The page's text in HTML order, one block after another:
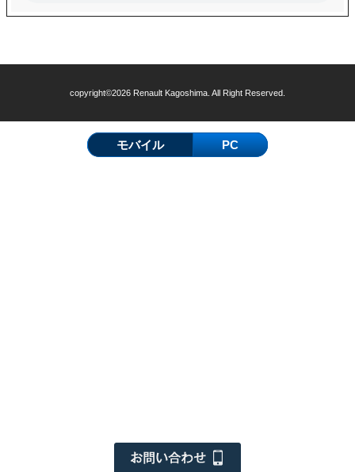
copyright©2026 Renault Kagoshima. All Right Reserved.
モバイル PC